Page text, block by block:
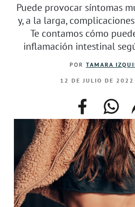
Puede provocar síntomas
y, a la larga,
Te contamos cómo
inflamación intestinal
POR TAMARA
12 DE JULIO DE
facebook